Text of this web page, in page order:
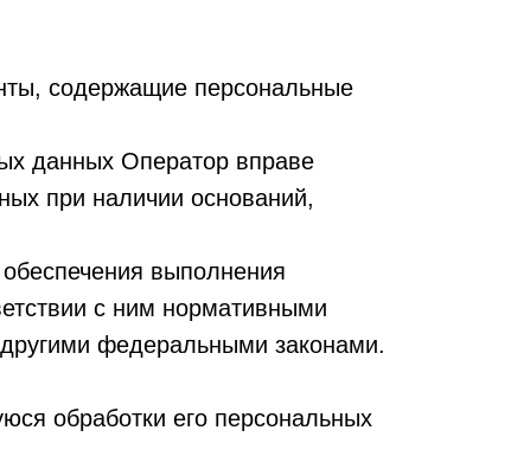
содержащие персональные
данных Оператор вправе
при наличии оснований,
выполнения
с ним нормативными
федеральными законами.
обработки его персональных